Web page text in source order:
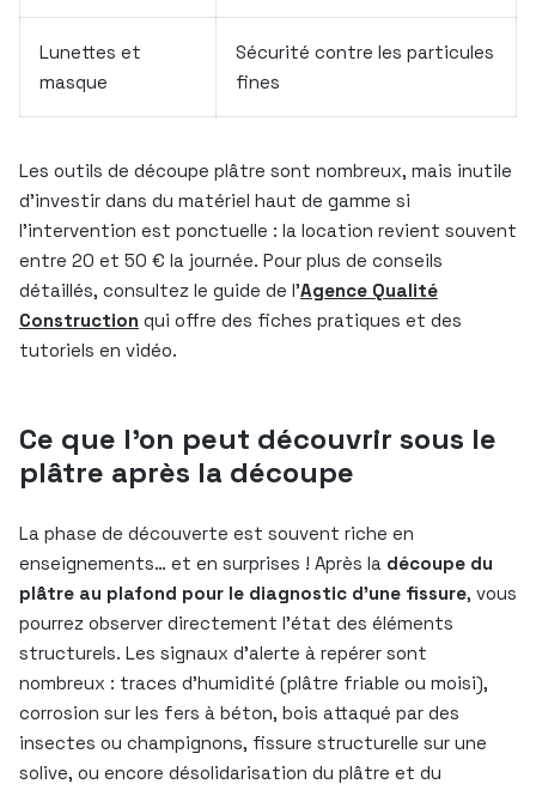
Lunettes et
masque
Sécurité contre les particules
fines
Les outils de découpe plâtre sont nombreux, mais inutile
d’investir dans du matériel haut de gamme si
l’intervention est ponctuelle : la location revient souvent
entre 20 et 50 € la journée. Pour plus de conseils
détaillés, consultez le guide de l’Agence Qualité
Construction qui offre des fiches pratiques et des
tutoriels en vidéo.
Ce que l’on peut découvrir sous le
plâtre après la découpe
La phase de découverte est souvent riche en
enseignements… et en surprises ! Après la découpe du
plâtre au plafond pour le diagnostic d’une fissure, vous
pourrez observer directement l’état des éléments
structurels. Les signaux d’alerte à repérer sont
nombreux : traces d’humidité (plâtre friable ou moisi),
corrosion sur les fers à béton, bois attaqué par des
insectes ou champignons, fissure structurelle sur une
solive, ou encore désolidarisation du plâtre et du